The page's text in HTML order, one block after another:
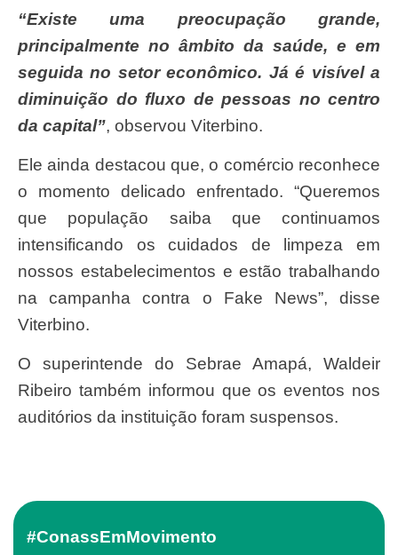
“Existe uma preocupação grande,
principalmente no âmbito da saúde, e em
seguida no setor econômico. Já é visível a
diminuição do fluxo de pessoas no centro
da capital”, observou Viterbino.
Ele ainda destacou que, o comércio reconhece
o momento delicado enfrentado. “Queremos
que população saiba que continuamos
intensificando os cuidados de limpeza em
nossos estabelecimentos e estão trabalhando
na campanha contra o Fake News”, disse
Viterbino.
O superintende do Sebrae Amapá, Waldeir
Ribeiro também informou que os eventos nos
auditórios da instituição foram suspensos.
#ConassEmMovimento